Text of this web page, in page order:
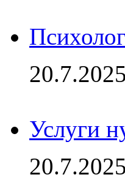
Услуги